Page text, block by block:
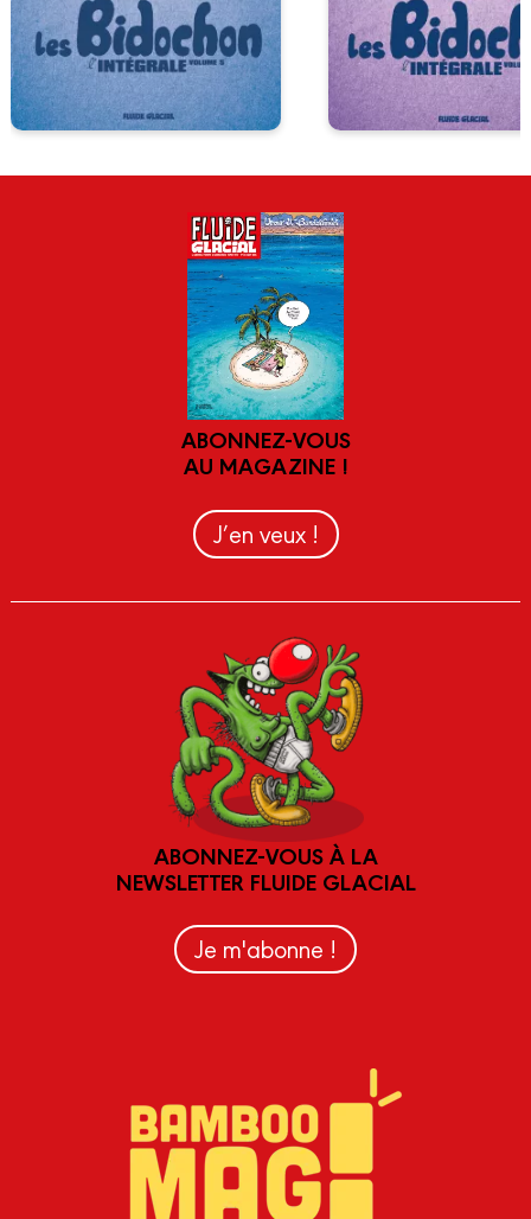
ABONNEZ-VOUS
AU MAGAZINE !
J’en veux !
ABONNEZ-VOUS À LA
NEWSLETTER FLUIDE GLACIAL
Je m'abonne !